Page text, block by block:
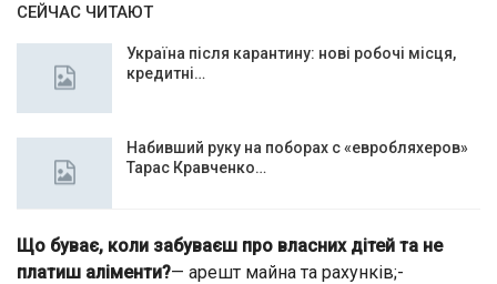
СЕЙЧАС ЧИТАЮТ
Україна після карантину: нові робочі місця,
кредитні…
Набивший руку на поборах с «евробляхеров»
Тарас Кравченко…
Що буває, коли забуваєш про власних дітей та не
платиш аліменти?— арешт майна та рахунків;-